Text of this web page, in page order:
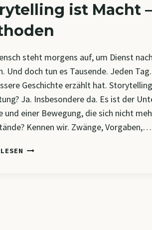
ist Macht
steht morgens auf, um Dienst
Und doch tun es Tausende. Jeden
Geschichte erzählt hat.
Ja. Insbesondere da. Es ist der
und einer Bewegung, die sich nicht
Kennen wir. Zwänge, Vorgaben,…
STORYTELLING